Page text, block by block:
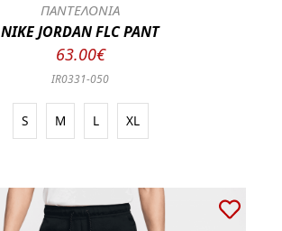
ΠΑΝΤΕΛΟΝΙΑ
NIKE JORDAN FLC PANT
63.00€
IR0331-050
S M L XL